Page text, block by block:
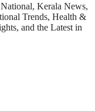
Kerala News,
Trends, Health &
and the Latest in